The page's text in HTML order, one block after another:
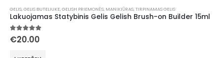
GELIS,GELIS BUTELIUKE,GELISH PRIEMONĖS, MANIKIŪRAS,TIRPINAMAS GELIS
Lakuojamas Statybinis Gelis Gelish Brush-on Builder 15ml.
5.00out of 5
€20.00